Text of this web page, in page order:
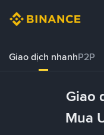
Giao dịch nhanhP2P
Giao
Mua